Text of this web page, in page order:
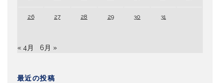
26 27 28 29 30 31
« 4月 6月 »
最近の投稿